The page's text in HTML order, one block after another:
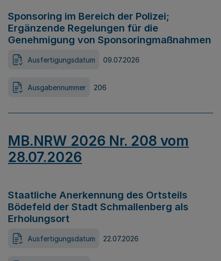
Sponsoring im Bereich der Polizei;
Ergänzende Regelungen für die
Genehmigung von Sponsoringmaßnahmen
Ausfertigungsdatum 09.07.2026
Ausgabennummer 206
MB.NRW 2026 Nr. 208 vom
28.07.2026
Staatliche Anerkennung des Ortsteils
Bödefeld der Stadt Schmallenberg als
Erholungsort
Ausfertigungsdatum 22.07.2026